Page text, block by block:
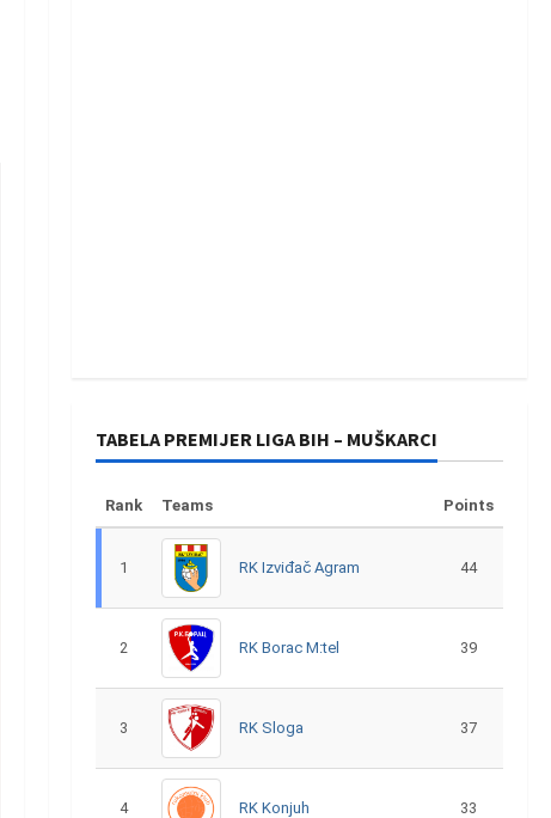
TABELA PREMIJER LIGA BIH – MUŠKARCI
Rank Teams Points
1 RK Izviđač Agram 44
2 RK Borac M:tel 39
3 RK Sloga 37
4 RK Konjuh 33